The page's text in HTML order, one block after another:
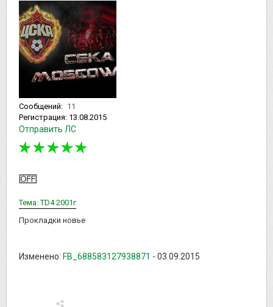
Сообщений: 11
Регистрация: 13.08.2015
Отправить ЛС
Тема: TD4 2001г
Прокладки новье
Изменено: FB_688583127938871 - 03.09.2015